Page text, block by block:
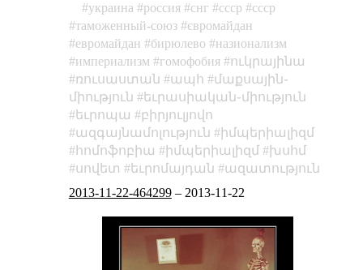
украина россия снг ссср
cccp
таможенный-союз
євромайдан
евромайдан
бирюлево
назионализм
империализм
гомофобия
ուկրայինա
ռուսաստան
ապհ
մաքսային֊
միություն
եւրասիական֊միություն
եւրոպա
բիրյուլյովո
ազգայնամոլություն
իմպերիալիզմ
հոմոֆոբիա
իմպերիալիզմ
խսհմ
սովետ
եւրոմայդան
ազատություն
2013-11-22-464299– 2013-11-22